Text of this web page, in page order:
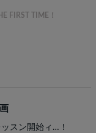
FIRST TIME！
スン開始ィ…！